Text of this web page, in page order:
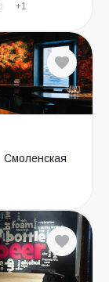
+1
Смоленская